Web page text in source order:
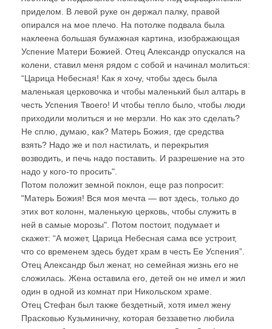
приделом. В левой руке он держал палку, правой
опирался на мое плечо. На потолке подвала была
наклеена большая бумажная картина, изображающая
Успение Матери Божией. Отец Александр опускался на
колени, ставил меня рядом с собой и начинал молиться:
“Царица Небесная! Как я хочу, чтобы здесь была
маленькая церковочка и чтобы маленький был алтарь в
честь Успения Твоего! И чтобы тепло было, чтобы люди
приходили молиться и не мерзли. Но как это сделать?
Не сплю, думаю, как? Матерь Божия, где средства
взять? Надо же и пол настилать, и перекрытия
возводить, и печь надо поставить. И разрешение на это
надо у кого-то просить".
Потом положит земной поклон, еще раз попросит:
"Матерь Божия! Вся моя мечта — вот здесь, только до
этих вот колонн, маленькую церковь, чтобы служить в
ней в самые морозы". Потом постоит, подумает и
скажет: “А может, Царица Небесная сама все устроит,
что со временем здесь будет храм в честь Ее Успения”.
Отец Александр был женат, но семейная жизнь его не
сложилась. Жена оставила его, детей он не имел и жил
один в одной из комнат при Никольском храме.
Отец Стефан был также бездетный, хотя имел жену
Прасковью Кузьминичну, которая беззаветно любила